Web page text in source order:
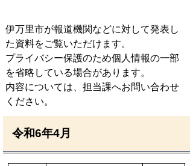
伊万里市が報道機関などに対して発表し
た資料をご覧いただけます。
プライバシー保護のため個人情報の一部
を省略している場合があります。
内容については、担当課へお問い合わせ
ください。
令和6年4月